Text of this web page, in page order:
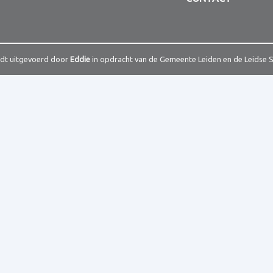
uitgevoerd door Eddie in opdracht van de Gemeente Leiden en de Leidse